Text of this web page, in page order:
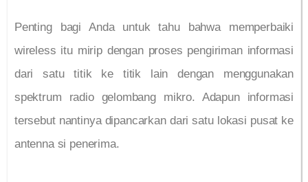
Penting bagi Anda untuk tahu bahwa memperbaiki
wireless itu mirip dengan proses pengiriman informasi
dari satu titik ke titik lain dengan menggunakan
spektrum radio gelombang mikro. Adapun informasi
tersebut nantinya dipancarkan dari satu lokasi pusat ke
antenna si penerima.